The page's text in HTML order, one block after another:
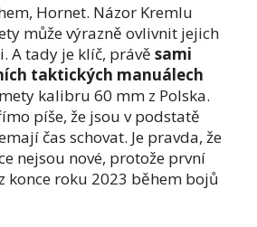
Hornet. Názor Kremlu
může výrazně ovlivnit jejich
A tady je klíč, právě sami
taktických manuálech
kalibru 60 mm z Polska.
píše, že jsou v podstatě
čas schovat. Je pravda, že
nejsou nové, protože první
konce roku 2023 během bojů